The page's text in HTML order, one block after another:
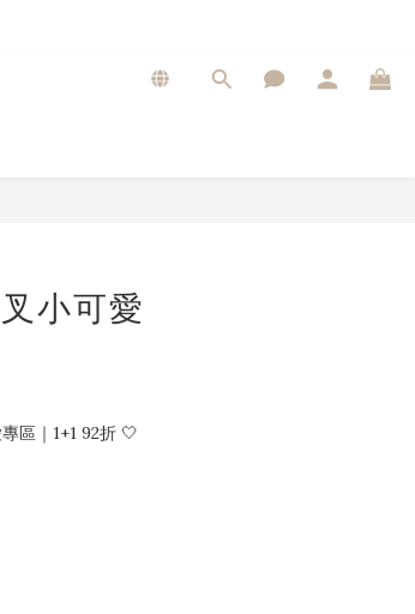
小可愛
區｜1+1 92折 🤍